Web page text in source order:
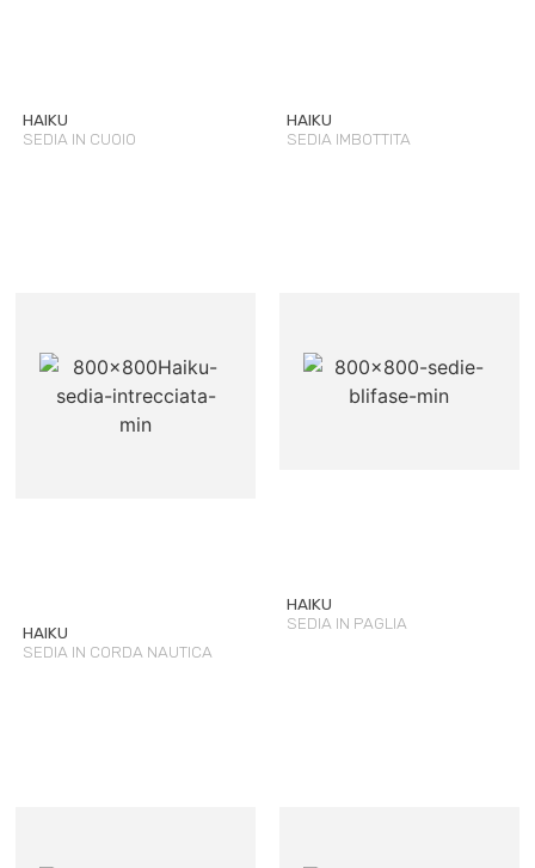
HAIKU
SEDIA IN CUOIO
HAIKU
SEDIA IMBOTTITA
HAIKU
SEDIA IN CORDA NAUTICA
HAIKU
SEDIA IN PAGLIA